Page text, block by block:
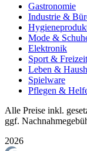
Gastronomie
Industrie &
Mode &
Elektronik
Sport & Freizeit
Leben &
Spielware
Pflegen &
Alle Preise inkl.
ggf.
2026